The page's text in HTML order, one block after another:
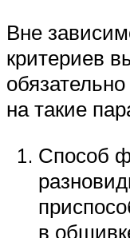
Вне
критериев
на такие
Способ
в